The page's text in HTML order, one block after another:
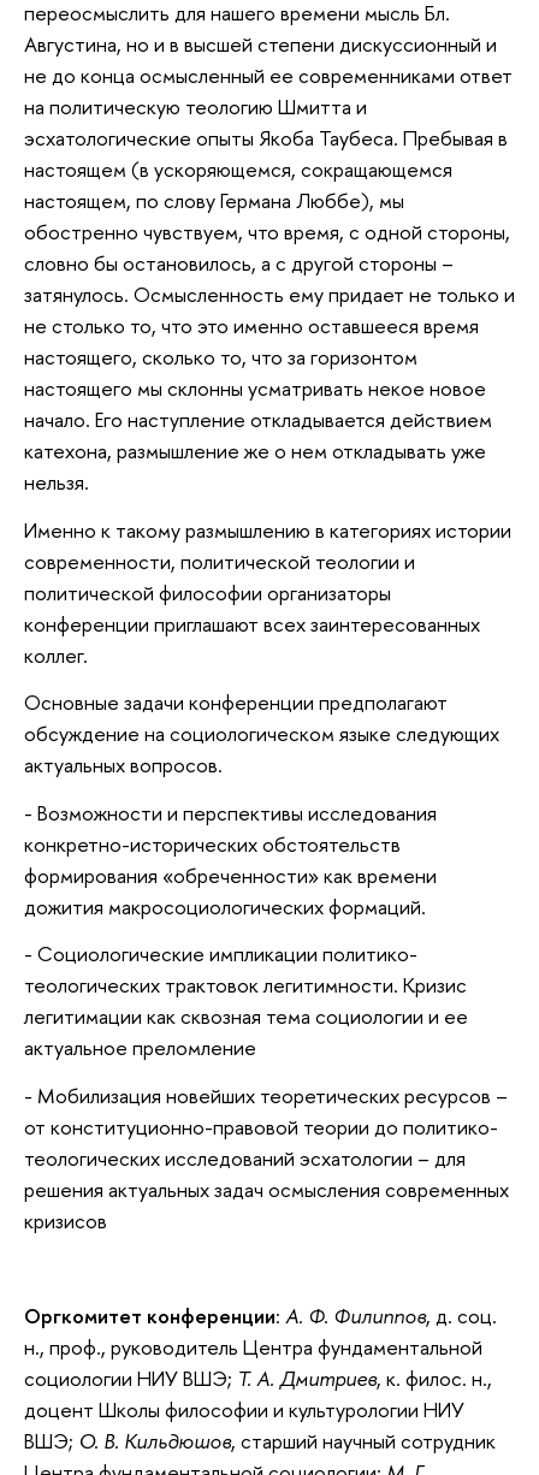
переосмыслить для нашего времени мысль Бл.
Августина, но и в высшей степени дискуссионный и
не до конца осмысленный ее современниками ответ
на политическую теологию Шмитта и
эсхатологические опыты Якоба Таубеса. Пребывая в
настоящем (в ускоряющемся, сокращающемся
настоящем, по слову Германа Люббе), мы
обостренно чувствуем, что время, с одной стороны,
словно бы остановилось, а с другой стороны –
затянулось. Осмысленность ему придает не только и
не столько то, что это именно оставшееся время
настоящего, сколько то, что за горизонтом
настоящего мы склонны усматривать некое новое
начало. Его наступление откладывается действием
катехона, размышление же о нем откладывать уже
нельзя.
Именно к такому размышлению в категориях истории
современности, политической теологии и
политической философии организаторы
конференции приглашают всех заинтересованных
коллег.
Основные задачи конференции предполагают
обсуждение на социологическом языке следующих
актуальных вопросов.
- Возможности и перспективы исследования
конкретно-исторических обстоятельств
формирования «обреченности» как времени
дожития макросоциологических формаций.
- Социологические импликации политико-
теологических трактовок легитимности. Кризис
легитимации как сквозная тема социологии и ее
актуальное преломление
- Мобилизация новейших теоретических ресурсов –
от конституционно-правовой теории до политико-
теологических исследований эсхатологии – для
решения актуальных задач осмысления современных
кризисов
Оргкомитет конференции: А. Ф. Филиппов, д. соц.
н., проф., руководитель Центра фундаментальной
социологии НИУ ВШЭ; Т. А. Дмитриев, к. филос. н.,
доцент Школы философии и культурологии НИУ
ВШЭ; О. В. Кильдюшов, старший научный сотрудник